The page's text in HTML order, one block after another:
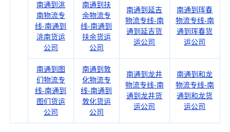
南通到洮
南物流专
线-南通到
洮南货运
公司
南通到扶
余物流专
线-南通到
扶余货运
公司
南通到延吉
物流专线-南
通到延吉货
运公司
南通到珲春
物流专线-南
通到珲春货
运公司
南通到图
们物流专
线-南通到
图们货运
公司
南通到敦
化物流专
线-南通到
敦化货运
公司
南通到龙井
物流专线-南
通到龙井货
运公司
南通到和龙
物流专线-南
通到和龙货
运公司